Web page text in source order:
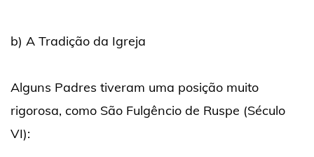
b) A Tradição da Igreja
Alguns Padres tiveram uma posição muito
rigorosa, como São Fulgêncio de Ruspe (Século
VI):